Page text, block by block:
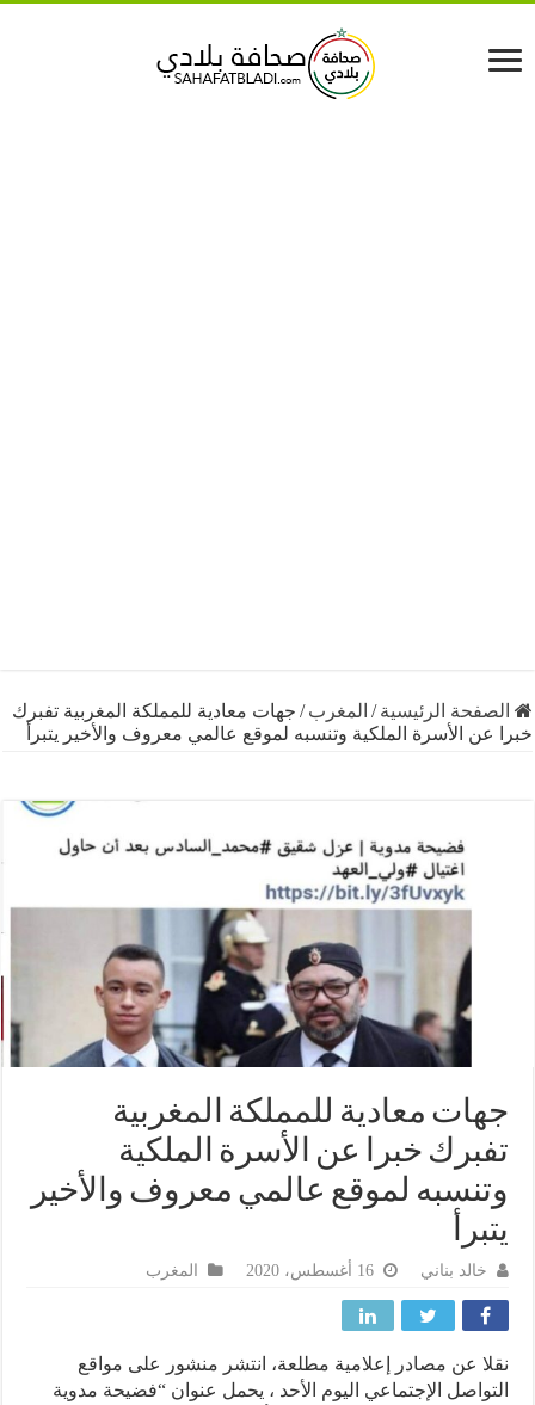
الرئيسية /المغرب/جهات معادية للمملكة المغربية تفبرك
الأسرة الملكية وتنسبه لموقع عالمي معروف والأخير يتبرأ
معادية للمملكة المغربية
خبرا عن الأسرة الملكية
لموقع عالمي معروف والأخير
خالد بناني المغرب
عن مصادر إعلامية مطلعة، انتشر منشور على مواقع
الإجتماعي اليوم الأحد ، يحمل عنوان “فضيحة مدوية